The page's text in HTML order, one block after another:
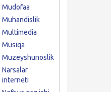
Mudofaa
Muhandislik
Multimedia
Musiqa
Muzeyshunoslik
Narsalar
interneti